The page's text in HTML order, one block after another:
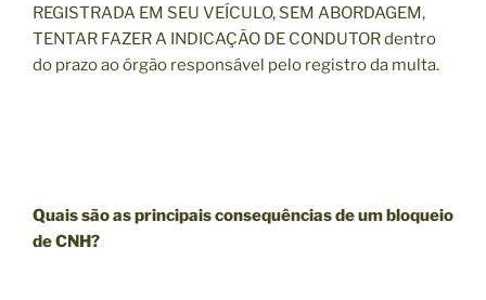
REGISTRADA EM SEU VEÍCULO, SEM ABORDAGEM,
TENTAR FAZER A INDICAÇÃO DE CONDUTOR dentro
do prazo ao órgão responsável pelo registro da multa.
Quais são as principais consequências de um bloqueio
de CNH?